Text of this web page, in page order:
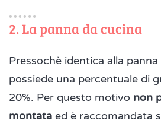
2. La panna da cucina
Pressochè identica alla
possiede una percentuale di
20%. Per questo motivo non
montata ed è raccomandata